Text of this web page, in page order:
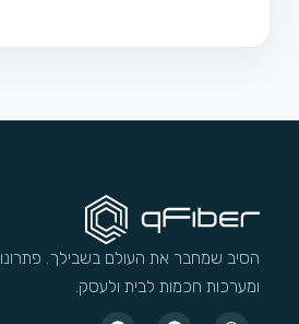
הסיב שמחבר את העולם בשבילך.
ומערכות חכמות לבית ולעסק.